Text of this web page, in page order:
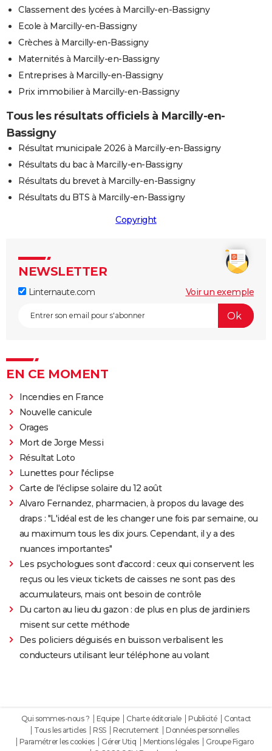
Classement des lycées à Marcilly-en-Bassigny
Ecole à Marcilly-en-Bassigny
Crèches à Marcilly-en-Bassigny
Maternités à Marcilly-en-Bassigny
Entreprises à Marcilly-en-Bassigny
Prix immobilier à Marcilly-en-Bassigny
Tous les résultats officiels à Marcilly-en-
Bassigny
Résultat municipale 2026 à Marcilly-en-Bassigny
Résultats du bac à Marcilly-en-Bassigny
Résultats du brevet à Marcilly-en-Bassigny
Résultats du BTS à Marcilly-en-Bassigny
Copyright
NEWSLETTER
Linternaute.com Voir un exemple
EN CE MOMENT
Incendies en France
Nouvelle canicule
Orages
Mort de Jorge Messi
Résultat Loto
Lunettes pour l'éclipse
Carte de l'éclipse solaire du 12 août
Alvaro Fernandez, pharmacien, à propos du lavage des
draps : "L'idéal est de les changer une fois par semaine, ou
au maximum tous les dix jours. Cependant, il y a des
nuances importantes"
Les psychologues sont d'accord : ceux qui conservent les
reçus ou les vieux tickets de caisses ne sont pas des
accumulateurs, mais ont besoin de contrôle
Du carton au lieu du gazon : de plus en plus de jardiniers
misent sur cette méthode
Des policiers déguisés en buisson verbalisent les
conducteurs utilisant leur téléphone au volant
Qui sommes-nous ? Equipe Charte éditoriale Publicité
Contact
Tous les articles
RSS Recrutement
Données personnelles
Paramétrer les cookies
Gérer Utiq Mentions légales
Groupe Figaro